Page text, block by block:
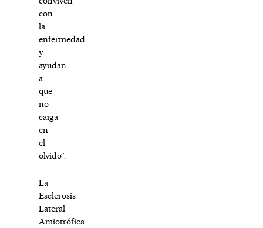
con
la
enfermedad
y
ayudan
a
que
no
caiga
en
el
olvido”.
La
Esclerosis
Lateral
Amiotrófica